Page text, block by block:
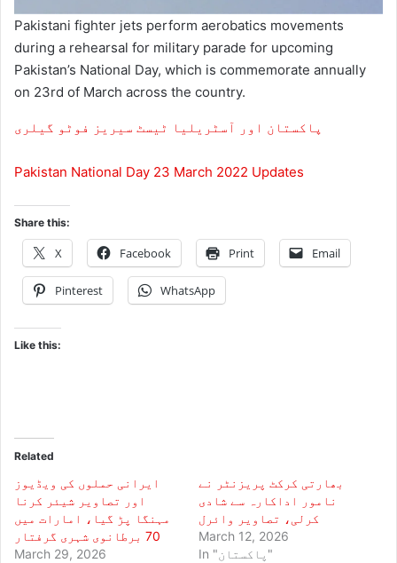
Pakistani fighter jets perform aerobatics movements
during a rehearsal for military parade for upcoming
Pakistan’s National Day, which is commemorate annually
on 23rd of March across the country.
پاکستان اور آسٹریلیا ٹیسٹ سیریز فوٹو گیلری
Pakistan National Day 23 March 2022 Updates
Share this:
X Facebook Print Email
Pinterest WhatsApp
Like this:
Related
ایرانی حملوں کی ویڈیوز
اور تصاویر شیئر کرنا
مہنگا پڑ گیا، امارات میں
70 برطانوی شہری گرفتار
March 29, 2026
بھارتی کرکٹ پریزنٹر نے
نامور اداکارہ سے شادی
کرلی، تصاویر وائرل
March 12, 2026
In "پاکستان"